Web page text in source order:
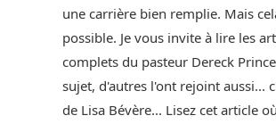
une carrière bien remplie. Mais
possible. Je vous invite à lire les
complets du pasteur Dereck
sujet, d'autres l'ont rejoint aussi...
de Lisa Bévère... Lisez cet article